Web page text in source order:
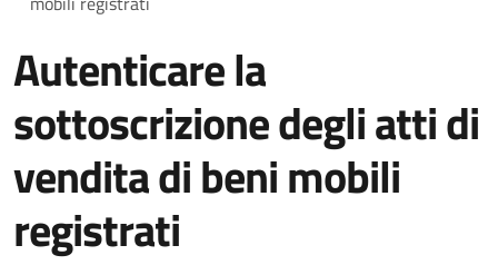
Autenticare la
sottoscrizione degli atti di
vendita di beni mobili
registrati